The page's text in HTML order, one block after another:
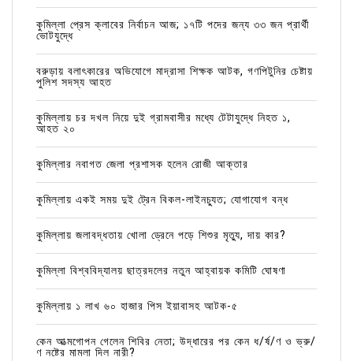
কুমিল্লা প্রেস ক্লাবের নির্বাচন আজ; ১৭টি পদের জন্য ৩৩ জন প্রার্থী
ভোটযুদ্ধে
বরুড়ায় বলাৎকারের অভিযোগে মাদ্রাসা শিক্ষক আটক, গণপিটুনির চেষ্টায়
পুলিশ সদস্য আহত
কুমিল্লায় চর দখল নিয়ে দুই গ্রামবাসীর মধ্যে টেটাযুদ্ধে নিহত ১,
আহত ২০
কুমিল্লার নবাগত জেলা প্রশাসক হলেন রোজী আক্তার
কুমিল্লায় একই সময় দুই ট্রেন বিকল-লাইনচ্যুত; যোগাযোগ বন্ধ
কুমিল্লায় জলাবদ্ধতায় খোলা ড্রেনে পড়ে শিশুর মৃত্যু, দায় কার?
কুমিল্লা বিশ্ববিদ্যালয় ছাত্রদলের নতুন আহ্বায়ক কমিটি ঘোষণা
কুমিল্লায় ১ লাখ ৬০ হাজার পিস ইয়াবাসহ আটক-৫
কেন আত্মগোপন গেলেন শিবির নেতা; উদ্ধারের পর কেন ধ/র্ষ/ণ ও ভ্রু/
ণ নষ্টের মামলা দিল নারী?